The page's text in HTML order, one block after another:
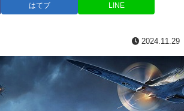
はてブ LINE
2024.11.29